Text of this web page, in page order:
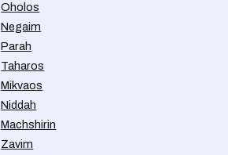
Oholos
Negaim
Parah
Taharos
Mikvaos
Niddah
Machshirin
Zavim